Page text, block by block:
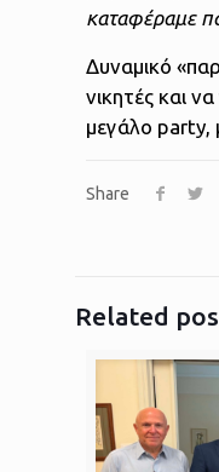
καταφέραμε
Δυναμικό
νικητές και
μεγάλο party,
Share
Related